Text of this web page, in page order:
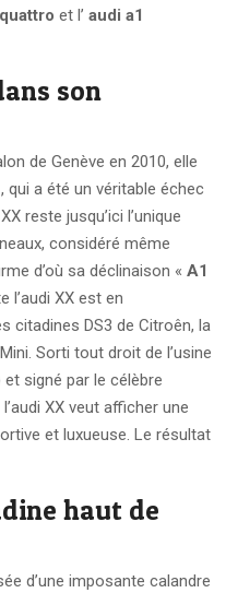
et l’ audi a1
son
de Genève en 2010, elle
qui a été un véritable échec
reste jusqu’ici l’unique
considéré même
d’où sa déclinaison « A1
l’audi XX est en
citadines DS3 de Citroên, la
Sorti tout droit de l’usine
signé par le célèbre
XX veut afficher une
et luxueuse. Le résultat
haut de
d’une imposante calandre